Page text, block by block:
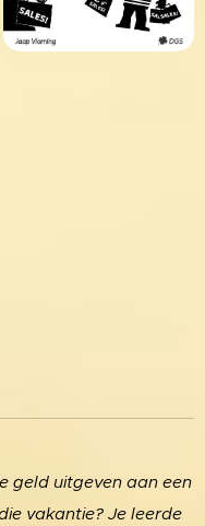
geld uitgeven aan een
vakantie? Je leerde